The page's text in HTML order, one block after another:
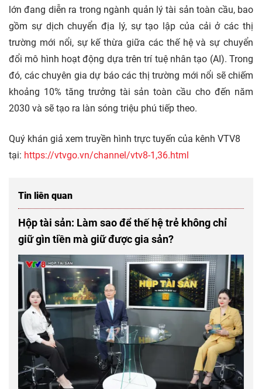
lớn đang diễn ra trong ngành quản lý tài sản toàn cầu, bao
gồm sự dịch chuyển địa lý, sự tạo lập của cải ở các thị
trường mới nổi, sự kế thừa giữa các thế hệ và sự chuyển
đổi mô hình hoạt động dựa trên trí tuệ nhân tạo (AI). Trong
đó, các chuyên gia dự báo các thị trường mới nổi sẽ chiếm
khoảng 10% tăng trưởng tài sản toàn cầu cho đến năm
2030 và sẽ tạo ra làn sóng triệu phú tiếp theo.
Quý khán giả xem truyền hình trực tuyến của kênh VTV8
tại: https://vtvgo.vn/channel/vtv8-1,36.html
Tin liên quan
Hộp tài sản: Làm sao để thế hệ trẻ không chỉ
giữ gìn tiền mà giữ được gia sản?